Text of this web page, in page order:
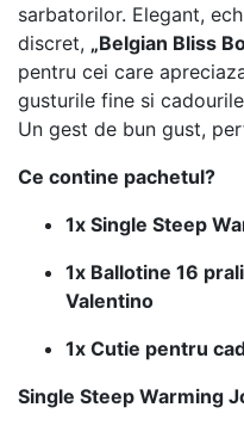
sarbatorilor. Elegant,
discret, „Belgian Bliss
pentru cei care
gusturile fine si
Un gest de bun gust,
Ce contine pachetul?
1x Single Steep
1x Ballotine 16
Valentino
1x Cutie pentru
Single Steep Warming